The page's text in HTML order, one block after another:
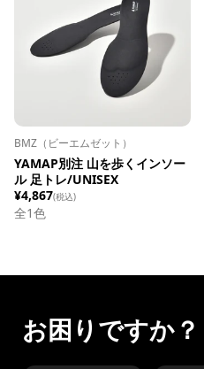
BMZ（ビーエムゼット）
YAMAP別注 山を歩くインソー
ル 足トレ/UNISEX
¥4,867(税込)
全1色
お困りですか？